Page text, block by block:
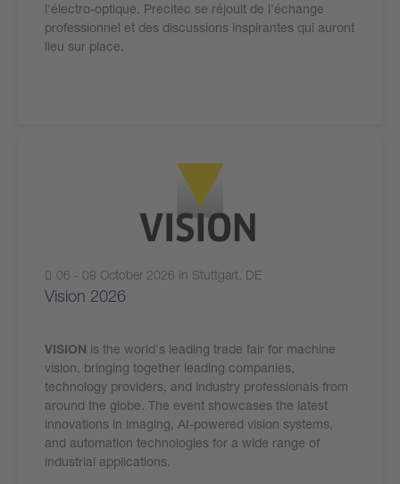
l'électro-optique. Precitec se réjouit de l'échange
professionnel et des discussions inspirantes qui auront
lieu sur place.
06 - 08 October 2026 in Stuttgart, DE
Vision 2026
VISION is the world's leading trade fair for machine
vision, bringing together leading companies,
technology providers, and industry professionals from
around the globe. The event showcases the latest
innovations in imaging, AI-powered vision systems,
and automation technologies for a wide range of
industrial applications.